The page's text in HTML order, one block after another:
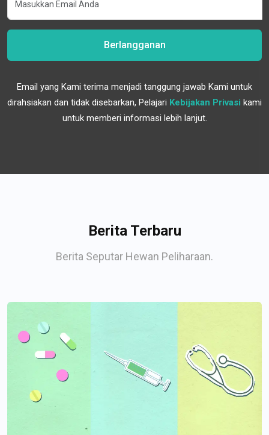
Berlangganan
Email yang Kami terima menjadi tanggung jawab Kami untuk
dirahsiakan dan tidak disebarkan, Pelajari Kebijakan Privasi kami
untuk memberi informasi lebih lanjut.
Berita Terbaru
Berita Seputar Hewan Peliharaan.